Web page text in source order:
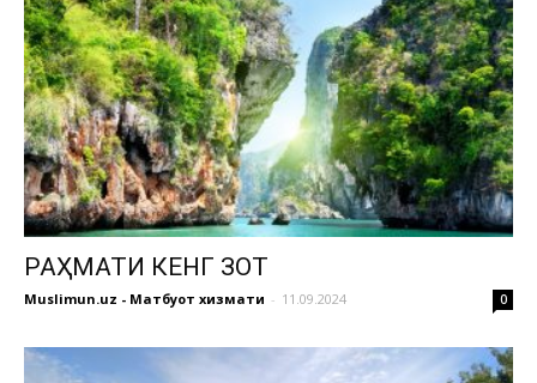
РАҲМАТИ КЕНГ ЗОТ
Muslimun.uz - Матбуот хизмати - 11.09.2024 0